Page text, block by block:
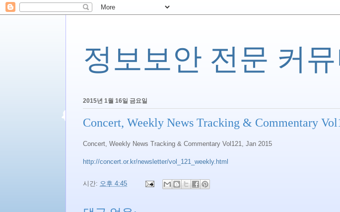
정보보안 전문 커
2015년 1월 16일 금요일
Concert, Weekly News Tracking & Commentary
Concert, Weekly News Tracking & Commentary Vol121, Jan 2015
http://concert.or.kr/newsletter/vol_121_weekly.html
시간: 오후 4:45